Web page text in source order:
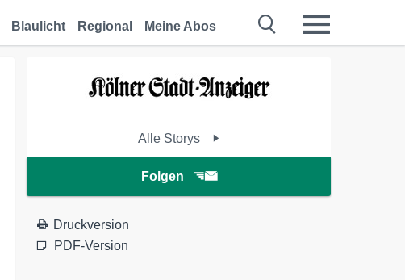
Blaulicht Regional Meine Abos
Alle Storys
Folgen
Druckversion
PDF-Version